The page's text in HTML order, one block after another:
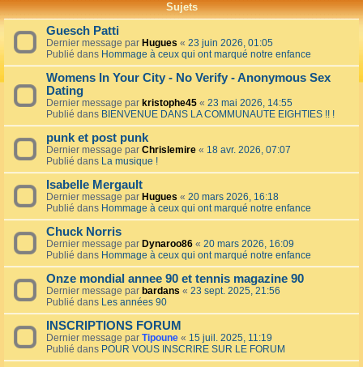
h
r
Sujets
Guesch Patti
Dernier message par Hugues « 23 juin 2026, 01:05
Publié dans Hommage à ceux qui ont marqué notre enfance
Womens In Your City - No Verify - Anonymous Sex
Dating
Dernier message par kristophe45 « 23 mai 2026, 14:55
Publié dans BIENVENUE DANS LA COMMUNAUTE EIGHTIES !! !
punk et post punk
Dernier message par Chrislemire « 18 avr. 2026, 07:07
Publié dans La musique !
Isabelle Mergault
Dernier message par Hugues « 20 mars 2026, 16:18
Publié dans Hommage à ceux qui ont marqué notre enfance
Chuck Norris
Dernier message par Dynaroo86 « 20 mars 2026, 16:09
Publié dans Hommage à ceux qui ont marqué notre enfance
Onze mondial annee 90 et tennis magazine 90
Dernier message par bardans « 23 sept. 2025, 21:56
Publié dans Les années 90
INSCRIPTIONS FORUM
Dernier message par Tipoune « 15 juil. 2025, 11:19
Publié dans POUR VOUS INSCRIRE SUR LE FORUM